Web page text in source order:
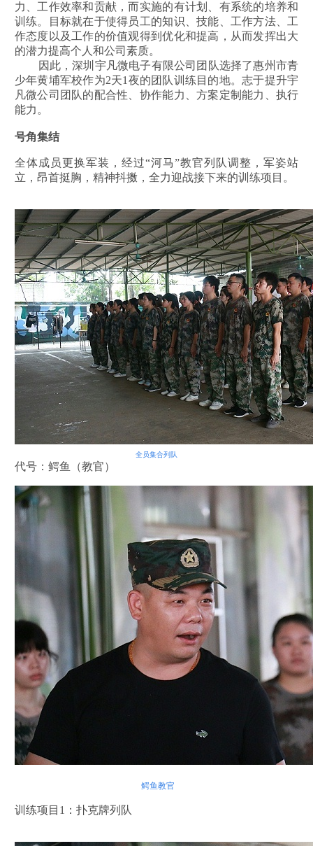
力、工作效率和贡献，而实施的有计划、有系统的培养和
训练。目标就在于使得员工的知识、技能、工作方法、工
作态度以及工作的价值观得到优化和提高，从而发挥出大
的潜力提高个人和公司素质。
因此，深圳宇凡微电子有限公司团队选择了惠州市青
少年黄埔军校作为2天1夜的团队训练目的地。志于提升宇
凡微公司团队的配合性、协作能力、方案定制能力、执行
能力。
号角集结
全体成员更换军装，经过“河马”教官列队调整，军姿站
立，昂首挺胸，精神抖擞，全力迎战接下来的训练项目。
全员集合列队
代号：鳄鱼（教官）
鳄鱼教官
训练项目1：扑克牌列队